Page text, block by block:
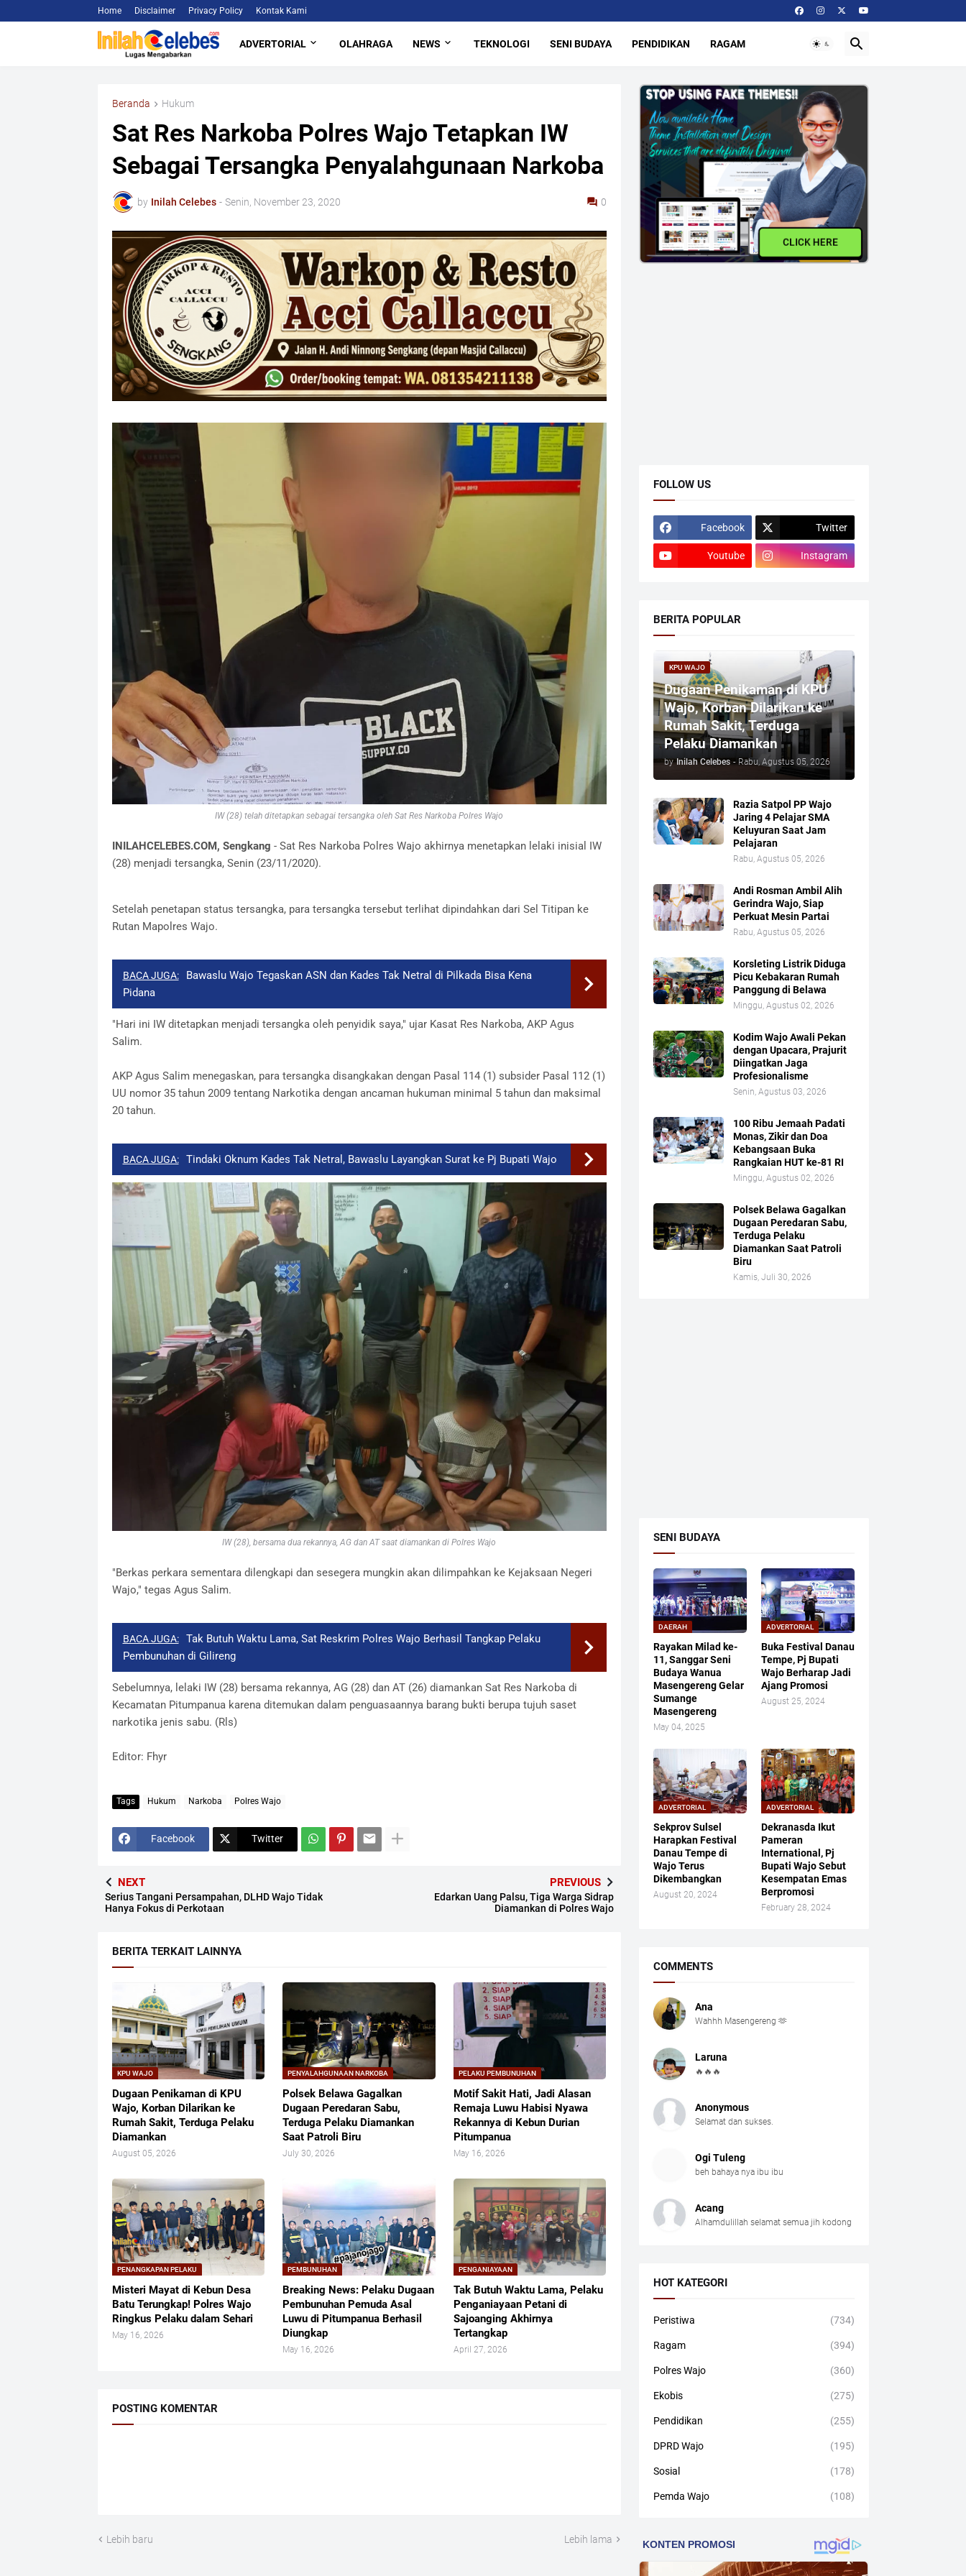
Home Disclaimer Privacy Policy Kontak Kami
ADVERTORIAL OLAHRAGA NEWS TEKNOLOGI SENI BUDAYA PENDIDIKAN RAGAM
Beranda Hukum
Sat Res Narkoba Polres Wajo Tetapkan IW
Sebagai Tersangka Penyalahgunaan Narkoba
by Inilah Celebes - Senin, November 23, 2020 0
IW (28) telah ditetapkan sebagai tersangka oleh Sat Res Narkoba Polres Wajo
INILAHCELEBES.COM, Sengkang - Sat Res Narkoba Polres Wajo akhirnya menetapkan lelaki inisial IW
(28) menjadi tersangka, Senin (23/11/2020).
Setelah penetapan status tersangka, para tersangka tersebut terlihat dipindahkan dari Sel Titipan ke
Rutan Mapolres Wajo.
BACA JUGA:
Bawaslu Wajo Tegaskan ASN dan Kades Tak Netral di Pilkada Bisa Kena
Pidana
"Hari ini IW ditetapkan menjadi tersangka oleh penyidik saya," ujar Kasat Res Narkoba, AKP Agus
Salim.
AKP Agus Salim menegaskan, para tersangka disangkakan dengan Pasal 114 (1) subsider Pasal 112 (1)
UU nomor 35 tahun 2009 tentang Narkotika dengan ancaman hukuman minimal 5 tahun dan maksimal
20 tahun.
BACA JUGA: Tindaki Oknum Kades Tak Netral, Bawaslu Layangkan Surat ke Pj Bupati Wajo
IW (28), bersama dua rekannya, AG dan AT saat diamankan di Polres Wajo
"Berkas perkara sementara dilengkapi dan sesegera mungkin akan dilimpahkan ke Kejaksaan Negeri
Wajo," tegas Agus Salim.
BACA JUGA:
Tak Butuh Waktu Lama, Sat Reskrim Polres Wajo Berhasil Tangkap Pelaku
Pembunuhan di Gilireng
Sebelumnya, lelaki IW (28) bersama rekannya, AG (28) dan AT (26) diamankan Sat Res Narkoba di
Kecamatan Pitumpanua karena ditemukan dalam penguasaannya barang bukti berupa tujuh saset
narkotika jenis sabu. (Rls)
Editor: Fhyr
Tags Hukum Narkoba Polres Wajo
Facebook Twitter
NEXT
Serius Tangani Persampahan, DLHD Wajo Tidak
Hanya Fokus di Perkotaan
PREVIOUS
Edarkan Uang Palsu, Tiga Warga Sidrap
Diamankan di Polres Wajo
BERITA TERKAIT LAINNYA
KPU WAJO
Dugaan Penikaman di KPU
Wajo, Korban Dilarikan ke
Rumah Sakit, Terduga Pelaku
Diamankan
August 05, 2026
PENYALAHGUNAAN NARKOBA
Polsek Belawa Gagalkan
Dugaan Peredaran Sabu,
Terduga Pelaku Diamankan
Saat Patroli Biru
July 30, 2026
PELAKU PEMBUNUHAN
Motif Sakit Hati, Jadi Alasan
Remaja Luwu Habisi Nyawa
Rekannya di Kebun Durian
Pitumpanua
May 16, 2026
PENANGKAPAN PELAKU
Misteri Mayat di Kebun Desa
Batu Terungkap! Polres Wajo
Ringkus Pelaku dalam Sehari
May 16, 2026
PEMBUNUHAN
Breaking News: Pelaku Dugaan
Pembunuhan Pemuda Asal
Luwu di Pitumpanua Berhasil
Diungkap
May 16, 2026
PENGANIAYAAN
Tak Butuh Waktu Lama, Pelaku
Penganiayaan Petani di
Sajoanging Akhirnya
Tertangkap
April 27, 2026
POSTING KOMENTAR
Lebih baru Lebih lama
CLICK HERE
FOLLOW US
Facebook Twitter
Youtube Instagram
BERITA POPULAR
KPU WAJO
Dugaan Penikaman di KPU
Wajo, Korban Dilarikan ke
Rumah Sakit, Terduga
Pelaku Diamankan
by Inilah Celebes - Rabu, Agustus 05, 2026
Razia Satpol PP Wajo
Jaring 4 Pelajar SMA
Keluyuran Saat Jam
Pelajaran
Rabu, Agustus 05, 2026
Andi Rosman Ambil Alih
Gerindra Wajo, Siap
Perkuat Mesin Partai
Rabu, Agustus 05, 2026
Korsleting Listrik Diduga
Picu Kebakaran Rumah
Panggung di Belawa
Minggu, Agustus 02, 2026
Kodim Wajo Awali Pekan
dengan Upacara, Prajurit
Diingatkan Jaga
Profesionalisme
Senin, Agustus 03, 2026
100 Ribu Jemaah Padati
Monas, Zikir dan Doa
Kebangsaan Buka
Rangkaian HUT ke-81 RI
Minggu, Agustus 02, 2026
Polsek Belawa Gagalkan
Dugaan Peredaran Sabu,
Terduga Pelaku
Diamankan Saat Patroli
Biru
Kamis, Juli 30, 2026
SENI BUDAYA
DAERAH
Rayakan Milad ke-
11, Sanggar Seni
Budaya Wanua
Masengereng Gelar
Sumange
Masengereng
May 04, 2025
ADVERTORIAL
Buka Festival Danau
Tempe, Pj Bupati
Wajo Berharap Jadi
Ajang Promosi
August 25, 2024
ADVERTORIAL
Sekprov Sulsel
Harapkan Festival
Danau Tempe di
Wajo Terus
Dikembangkan
August 20, 2024
ADVERTORIAL
Dekranasda Ikut
Pameran
International, Pj
Bupati Wajo Sebut
Kesempatan Emas
Berpromosi
February 28, 2024
COMMENTS
Ana
Wahhh Masengereng 🫶
Laruna
🔥🔥🔥
Anonymous
Selamat dan sukses.
Ogi Tuleng
beh bahaya nya ibu ibu
Acang
Alhamdulillah selamat semua jih kodong
HOT KATEGORI
Peristiwa (734)
Ragam (394)
Polres Wajo (360)
Ekobis (275)
Pendidikan (255)
DPRD Wajo (195)
Sosial (178)
Pemda Wajo (108)